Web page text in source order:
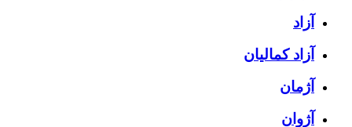
آزاد
آزاد کمالیان
آژمان
آژوان